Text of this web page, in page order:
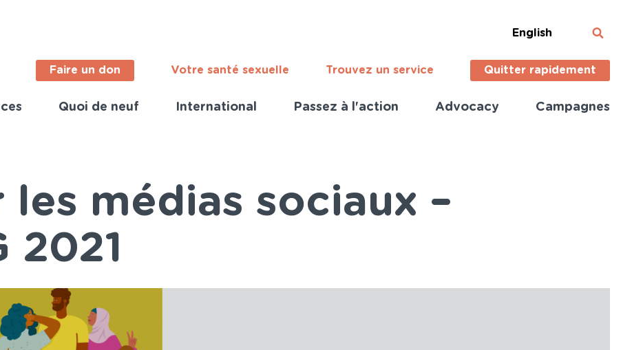
English
Faire un don Votre santé sexuelle Trouvez un service Quitter rapidement
Quoi de neuf International Passez à l'action Advocacy Campagnes
les médias sociaux –
2021